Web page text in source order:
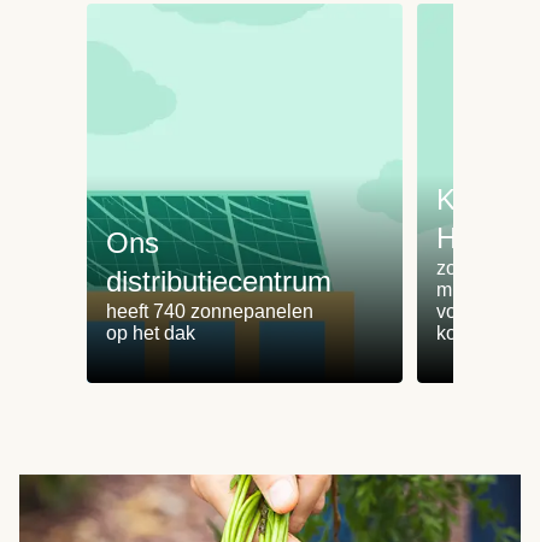
Ons
distributiecentrum
heeft 740 zonnepanelen
op het dak
Koken
zorgt voor
minder
koken